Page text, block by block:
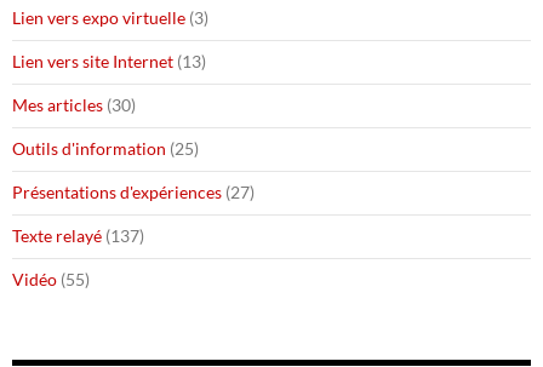
Lien vers expo virtuelle (3)
Lien vers site Internet (13)
Mes articles (30)
Outils d'information (25)
Présentations d'expériences (27)
Texte relayé (137)
Vidéo (55)